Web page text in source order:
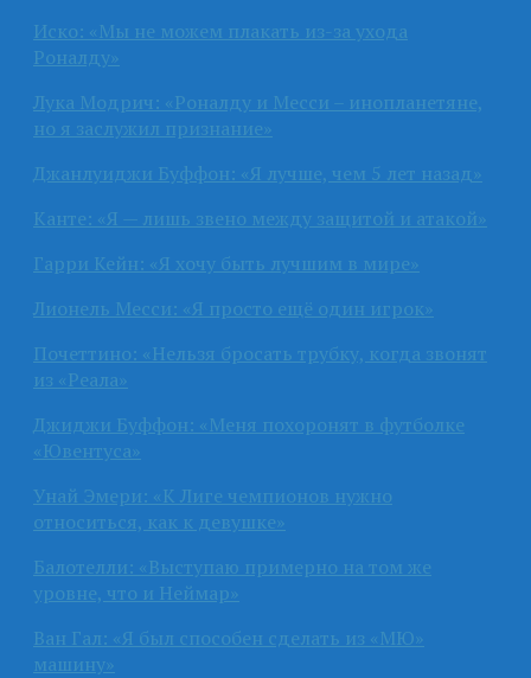
Иско: «Мы не можем плакать из-за ухода
Роналду»
Лука Модрич: «Роналду и Месси – инопланетяне,
но я заслужил признание»
Джанлуиджи Буффон: «Я лучше, чем 5 лет назад»
Канте: «Я — лишь звено между защитой и атакой»
Гарри Кейн: «Я хочу быть лучшим в мире»
Лионель Месси: «Я просто ещё один игрок»
Почеттино: «Нельзя бросать трубку, когда звонят
из «Реала»
Джиджи Буффон: «Меня похоронят в футболке
«Ювентуса»
Унай Эмери: «К Лиге чемпионов нужно
относиться, как к девушке»
Балотелли: «Выступаю примерно на том же
уровне, что и Неймар»
Ван Гал: «Я был способен сделать из «МЮ»
машину»